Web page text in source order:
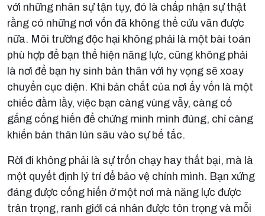
với những nhân sự tận tụy, đó là chấp nhận sự thật
rằng có những nơi vốn đã không thể cứu vãn được
nữa. Môi trường độc hại không phải là một bài toán
phù hợp để bạn thể hiện năng lực, cũng không phải
là nơi để bạn hy sinh bản thân với hy vọng sẽ xoay
chuyển cục diện. Khi bản chất của nơi ấy vốn là một
chiếc đầm lầy, việc bạn càng vùng vẫy, càng cố
gắng cống hiến để chứng minh mình đúng, chỉ càng
khiến bản thân lún sâu vào sự bế tắc.
Rời đi không phải là sự trốn chạy hay thất bại, mà là
một quyết định lý trí để bảo vệ chính mình. Bạn xứng
đáng được cống hiến ở một nơi mà năng lực được
trân trọng, ranh giới cá nhân được tôn trọng và mỗi